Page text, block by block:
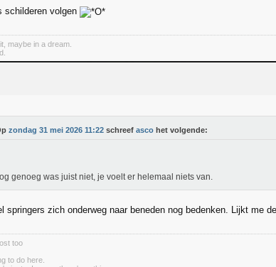
schilderen volgen
maybe in a dream.
zondag 31 mei 2026 11:22 schreef asco het volgende:
genoeg was juist niet, je voelt er helemaal niets van.
springers zich onderweg naar beneden nog bedenken. Lijkt me
too
to do here.